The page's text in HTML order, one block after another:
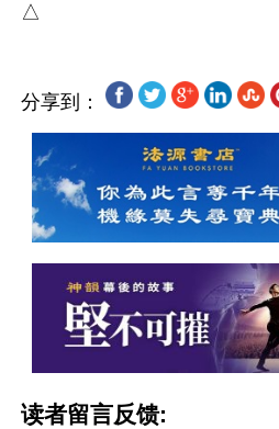
分享到：
读者留言反馈: